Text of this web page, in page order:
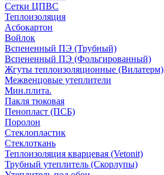
Сетки ЦПВС
Теплоизоляция
Асбокартон
Войлок
Вспененный ПЭ (Трубный)
Вспененный ПЭ (Фольгированный)
Жгуты теплоизоляционные (Вилатерм)
Межвенцовые утеплители
Мин.плита.
Пакля тюковая
Пенопласт (ПСБ)
Поролон
Стеклопластик
Стеклоткань
Теплоизоляция кварцевая (Vetonit)
Трубный утеплитель (Скорлупы)